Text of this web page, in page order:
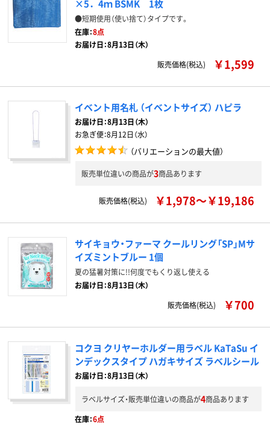
×5．4ｍ BSMK 1枚
●短期使用（使い捨て）タイプです。
在庫：8点
お届け日：8月13日（木）
販売価格(税込)
￥1,599
イベント用名札 （イベントサイズ） ハピラ
お届け日：8月13日（木）
お急ぎ便：8月12日（水）
（バリエーションの最大値）
販売単位違いの商品が3商品あります
販売価格(税込) ￥1,978～￥19,186
サイキョウ・ファーマ クールリング「SP」Mサ
イズミントブルー 1個
夏の猛暑対策に!!何度でもくり返し使える
お届け日：8月13日（木）
販売価格(税込)
￥700
コクヨ クリヤーホルダー用ラベル KaTaSu イ
ンデックスタイプ ハガキサイズ ラベルシール
お届け日：8月13日（木）
ラベルサイズ・販売単位違いの商品が4商品あります
在庫：6点